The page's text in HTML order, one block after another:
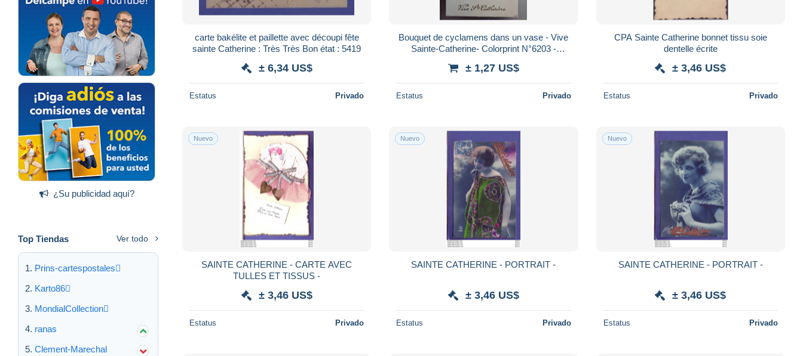
¿Su publicidad aquí?
Top Tiendas Ver todo
Prins-cartespostales
Karto86
MondialCollection
ranas
Clement-Marechal
carte bakélite et paillette avec découpi fête
sainte Catherine : Très Très Bon état : 5419
± 6,34 US$
Estatus Privado
Bouquet de cyclamens dans un vase - Vive
Sainte-Catherine- Colorprint N°6203 -
± 1,27 US$
Estatus Privado
CPA Sainte Catherine bonnet tissu soie
dentelle écrite
± 3,46 US$
Estatus Privado
Nuevo
SAINTE CATHERINE - CARTE AVEC
TULLES ET TISSUS -
± 3,46 US$
Estatus Privado
Nuevo
SAINTE CATHERINE - PORTRAIT -
± 3,46 US$
Estatus Privado
Nuevo
SAINTE CATHERINE - PORTRAIT -
± 3,46 US$
Estatus Privado